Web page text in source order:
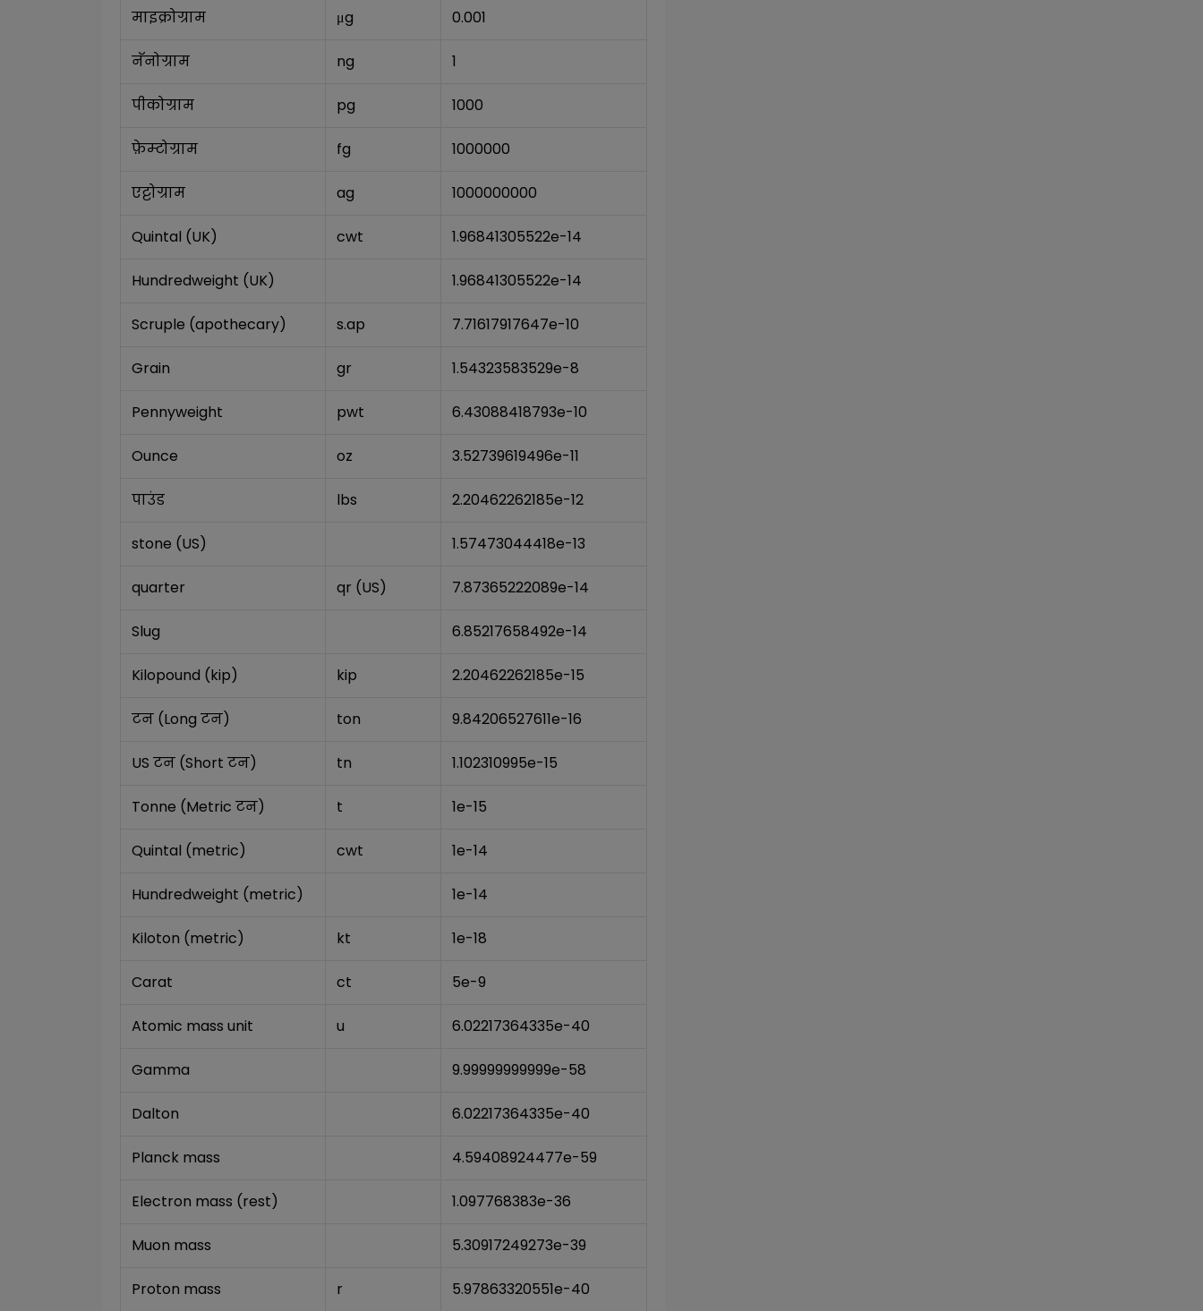
माइक्रोग्राम μg 0.001
नॅनोग्राम ng 1
पीकोग्राम pg 1000
फ़ेम्टोग्राम fg 1000000
एट्टोग्राम ag 1000000000
Quintal (UK) cwt 1.96841305522e-14
Hundredweight (UK) 1.96841305522e-14
Scruple (apothecary) s.ap 7.71617917647e-10
Grain gr 1.54323583529e-8
Pennyweight pwt 6.43088418793e-10
Ounce oz 3.52739619496e-11
पाउंड lbs 2.20462262185e-12
stone (US) 1.57473044418e-13
quarter qr (US) 7.87365222089e-14
Slug 6.85217658492e-14
Kilopound (kip) kip 2.20462262185e-15
टन (Long टन) ton 9.84206527611e-16
US टन (Short टन) tn 1.102310995e-15
Tonne (Metric टन) t 1e-15
Quintal (metric) cwt 1e-14
Hundredweight (metric) 1e-14
Kiloton (metric) kt 1e-18
Carat ct 5e-9
Atomic mass unit u 6.02217364335e-40
Gamma 9.99999999999e-58
Dalton 6.02217364335e-40
Planck mass 4.59408924477e-59
Electron mass (rest) 1.097768383e-36
Muon mass 5.30917249273e-39
Proton mass r 5.97863320551e-40